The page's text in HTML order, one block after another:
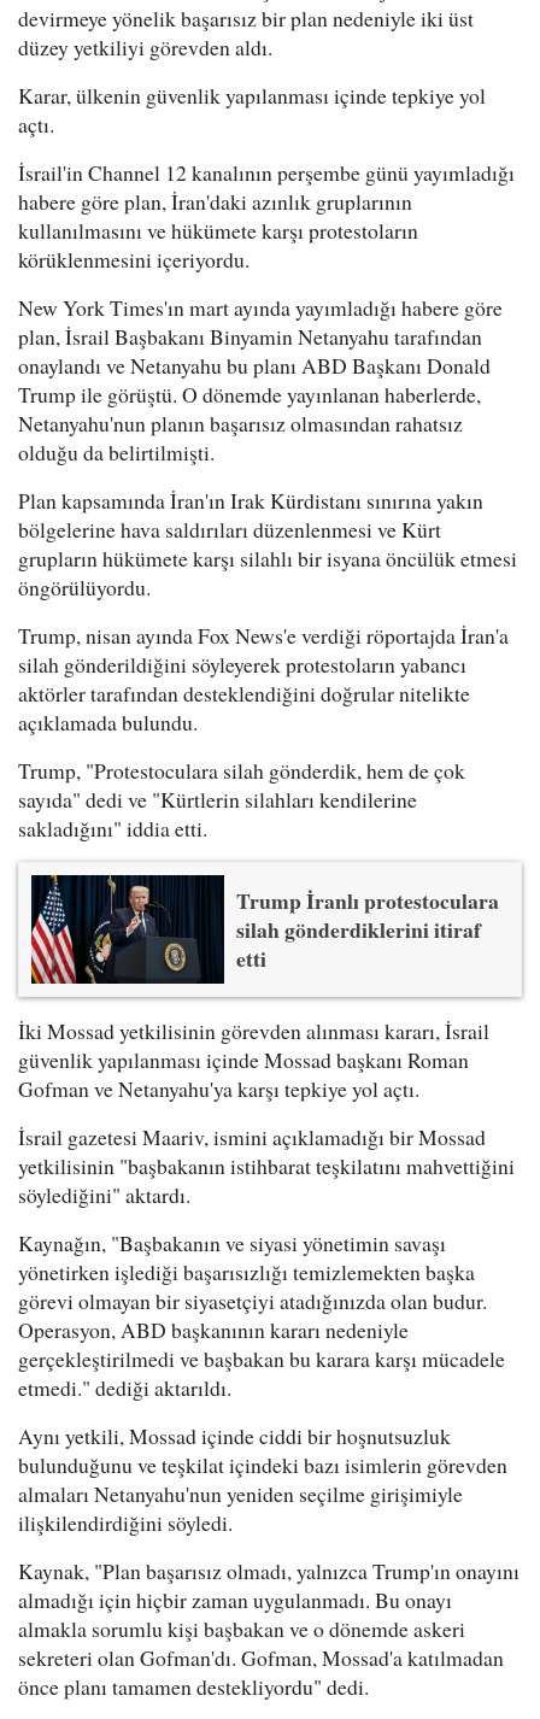
devirmeye yönelik başarısız bir plan nedeniyle iki üst
düzey yetkiliyi görevden aldı.
Karar, ülkenin güvenlik yapılanması içinde tepkiye yol
açtı.
İsrail'in Channel 12 kanalının perşembe günü yayımladığı
habere göre plan, İran'daki azınlık gruplarının
kullanılmasını ve hükümete karşı protestoların
körüklenmesini içeriyordu.
New York Times'ın mart ayında yayımladığı habere göre
plan, İsrail Başbakanı Binyamin Netanyahu tarafından
onaylandı ve Netanyahu bu planı ABD Başkanı Donald
Trump ile görüştü. O dönemde yayınlanan haberlerde,
Netanyahu'nun planın başarısız olmasından rahatsız
olduğu da belirtilmişti.
Plan kapsamında İran'ın Irak Kürdistanı sınırına yakın
bölgelerine hava saldırıları düzenlenmesi ve Kürt
grupların hükümete karşı silahlı bir isyana öncülük etmesi
öngörülüyordu.
Trump, nisan ayında Fox News'e verdiği röportajda İran'a
silah gönderildiğini söyleyerek protestoların yabancı
aktörler tarafından desteklendiğini doğrular nitelikte
açıklamada bulundu.
Trump, "Protestoculara silah gönderdik, hem de çok
sayıda" dedi ve "Kürtlerin silahları kendilerine
sakladığını" iddia etti.
Trump İranlı protestoculara
silah gönderdiklerini itiraf
etti
İki Mossad yetkilisinin görevden alınması kararı, İsrail
güvenlik yapılanması içinde Mossad başkanı Roman
Gofman ve Netanyahu'ya karşı tepkiye yol açtı.
İsrail gazetesi Maariv, ismini açıklamadığı bir Mossad
yetkilisinin "başbakanın istihbarat teşkilatını mahvettiğini
söylediğini" aktardı.
Kaynağın, "Başbakanın ve siyasi yönetimin savaşı
yönetirken işlediği başarısızlığı temizlemekten başka
görevi olmayan bir siyasetçiyi atadığınızda olan budur.
Operasyon, ABD başkanının kararı nedeniyle
gerçekleştirilmedi ve başbakan bu karara karşı mücadele
etmedi." dediği aktarıldı.
Aynı yetkili, Mossad içinde ciddi bir hoşnutsuzluk
bulunduğunu ve teşkilat içindeki bazı isimlerin görevden
almaları Netanyahu'nun yeniden seçilme girişimiyle
ilişkilendirdiğini söyledi.
Kaynak, "Plan başarısız olmadı, yalnızca Trump'ın onayını
almadığı için hiçbir zaman uygulanmadı. Bu onayı
almakla sorumlu kişi başbakan ve o dönemde askeri
sekreteri olan Gofman'dı. Gofman, Mossad'a katılmadan
önce planı tamamen destekliyordu" dedi.